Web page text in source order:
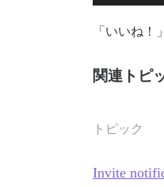
「いいね！
関連トピ
トピック
Invite